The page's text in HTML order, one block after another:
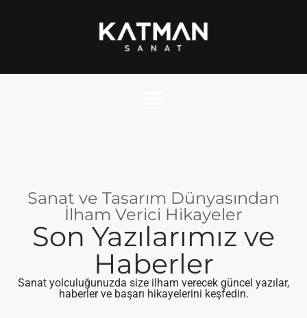
Sanat ve Tasarım Dünyasından
İlham Verici Hikayeler
Son Yazılarımız ve
Haberler
Sanat yolculuğunuzda size ilham verecek güncel yazılar,
haberler ve başarı hikayelerini keşfedin.